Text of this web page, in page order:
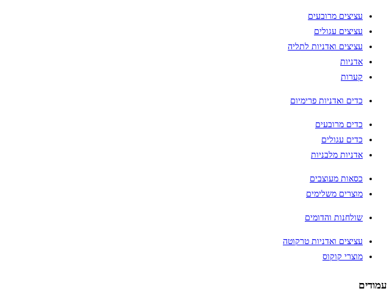
עציצים מרובעים
עציצים עגולים
עציצים ואדניות לתליה
אדניות
קערות
כדים ואדניות פרימיום
כדים מרובעים
כדים עגולים
אדניות מלבניות
כסאות מעוצבים
מוצרים משלימים
שולחנות והדומים
עציצים ואדניות טרקוטה
מוצרי קוקוס
עמודים